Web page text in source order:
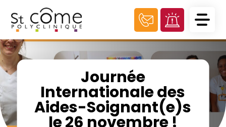
Journée
Internationale des
Aides-Soignant(e)s
le 26 novembre !